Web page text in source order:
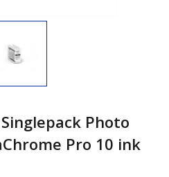
Photo
Pro 10 ink